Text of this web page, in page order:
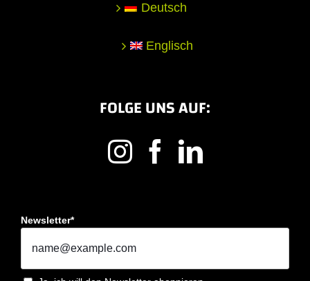
Deutsch
Englisch
FOLGE UNS AUF:
Newsletter*